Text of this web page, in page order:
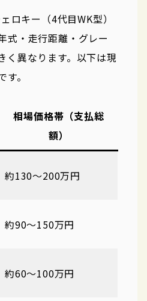
ロキー（4代目WK型）
式・走行距離・グレー
く異なります。以下は現
。
相場価格帯（支払総
額）
約130〜200万円
約90〜150万円
約60〜100万円